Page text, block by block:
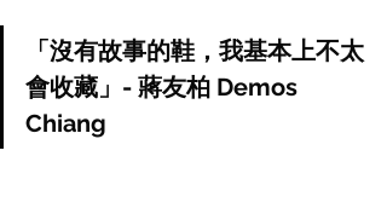
「沒有故事的鞋，我基本上不太
會收藏」- 蔣友柏 Demos
Chiang